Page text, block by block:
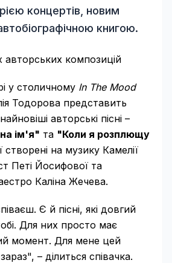
концертів, новим
книгою.
композицій
у столичному In The Mood
Тодорова представить
авторські пісні –
ім'я" та "Коли я розплющу
створені на музику Камелії
Петі Йосифової та
Каліна Жечева.
Є й пісні, які довгий
Для них просто має
момент. Для мене цей
– ділиться співачка.